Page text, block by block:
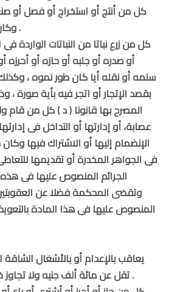
وكان ذلك بقصد الإتجار .
أو صدره أو جلبه أو حازه أو أحرزه
سلمه أو نقله أيا كان طور نموه ،
بقصد الإتجار أو اتجر فيه بأية صورة ،
المصرح بها قانونا ( د ) كل من قام
عصابة، أو إدارتها أو التداخل فى
الإنضمام إليها أو الاشتراك فيها
فى الجواهر المخدرة أو تقديمها
الجرائم المنصوص عليها فى هذه
وتقضى المحكمة فضلا عن العقوبتين
المنصوص عليها فى هذا المادة
يعاقب بالإعدام أو بالأشغال الشاقة
تقل عن مائة ألف جنيه ولا تجاوز خمسمائة ألف جنيه .